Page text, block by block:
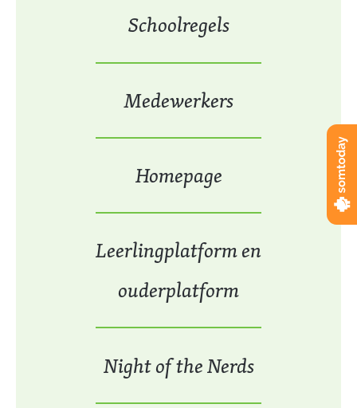
Schoolregels
Medewerkers
Homepage
Leerlingplatform en
ouderplatform
Night of the Nerds